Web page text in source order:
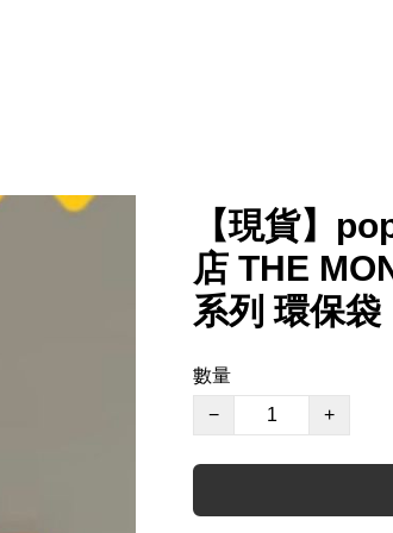
【現貨】
店 THE
系列 環保袋
數量
−
+